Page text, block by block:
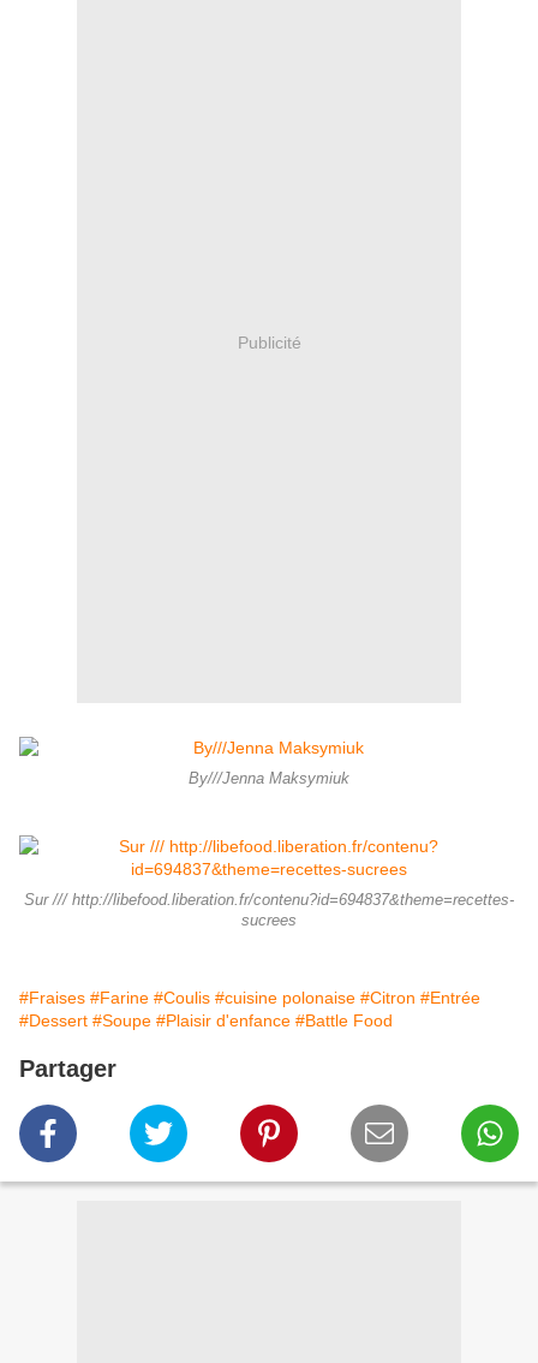
Publicité
By///Jenna Maksymiuk
Sur /// http://libefood.liberation.fr/contenu?id=694837&theme=recettes-
sucrees
#Fraises #Farine #Coulis #cuisine polonaise #Citron #Entrée
#Dessert #Soupe #Plaisir d'enfance #Battle Food
Partager